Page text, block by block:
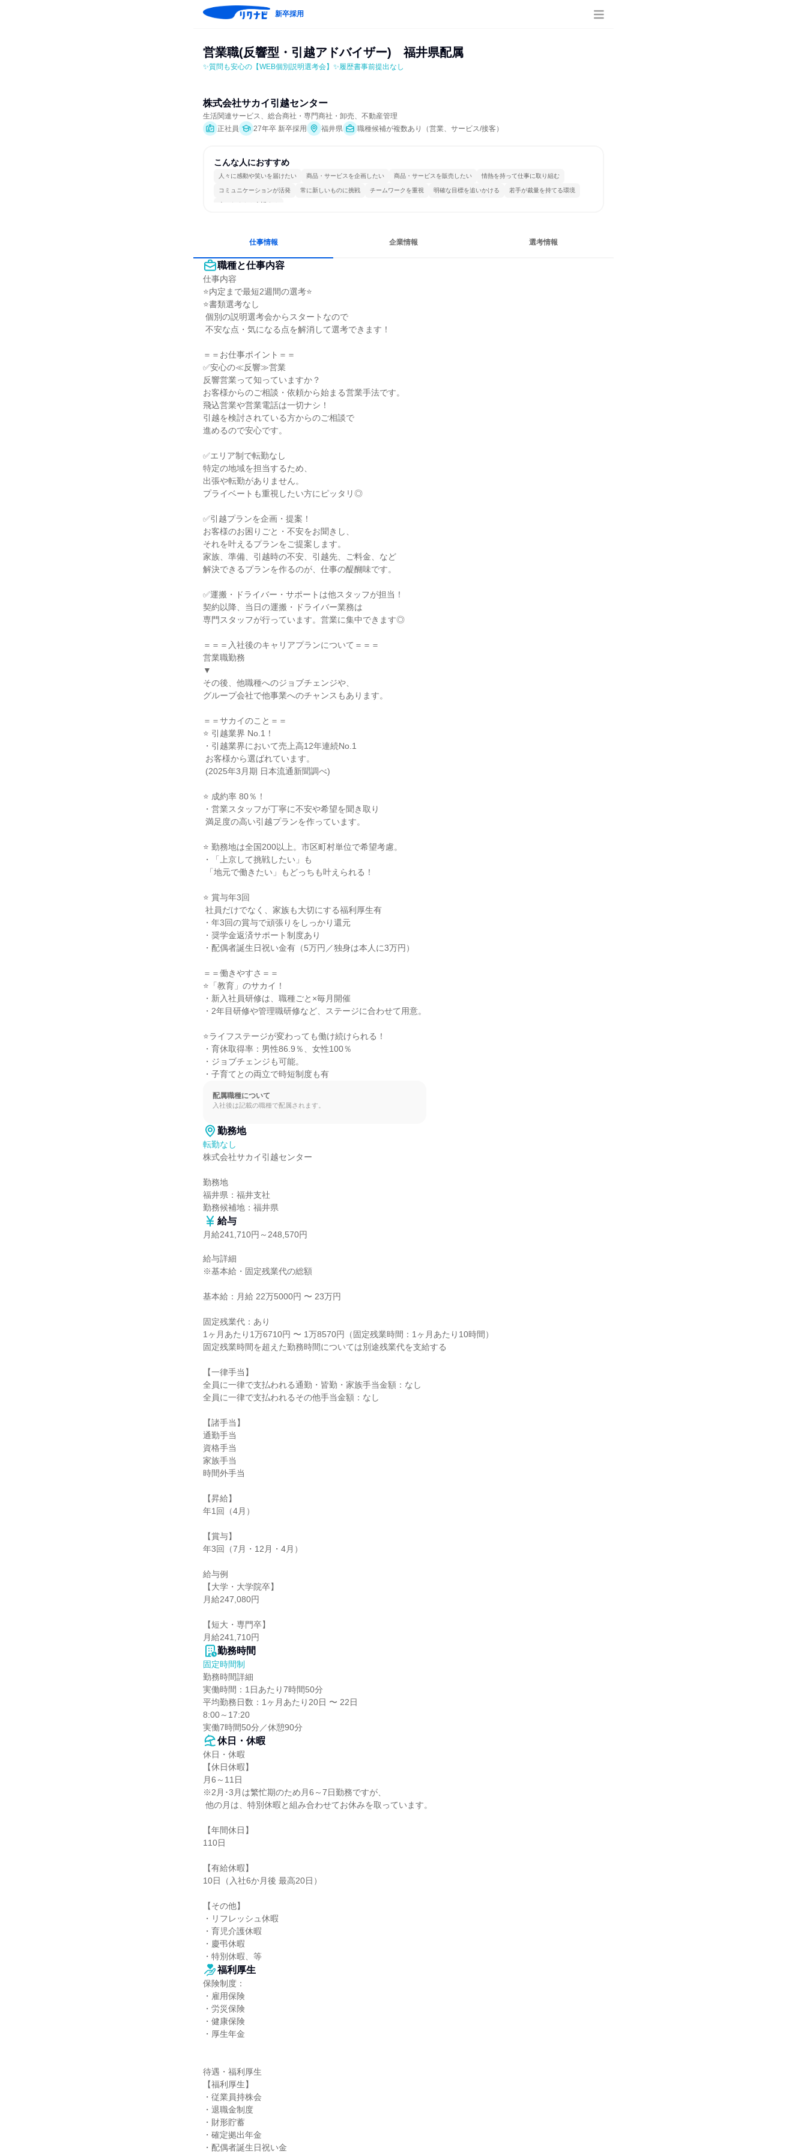
新卒採用
営業職(反響型・引越アドバイザー)　福井県配属
✨質問も安心の【WEB個別説明選考会】✨履歴書事前提出なし
株式会社サカイ引越センター
生活関連サービス、総合商社・専門商社・卸売、不動産管理
正社員
27年卒 新卒採用 福井県 職種候補が複数あり（営業、サービス/接客）
こんな人におすすめ
人々に感動や笑いを届けたい 商品・サービスを企画したい 商品・サービスを販売したい 情熱を持って仕事に取り組む
コミュニケーションが活発 常に新しいものに挑戦 チームワークを重視 明確な目標を追いかける 若手が裁量を持てる環境
人とたくさん会話する
仕事情報 企業情報 選考情報
職種と仕事内容
仕事内容
⭐内定まで最短2週間の選考⭐
⭐書類選考なし
＝＝お仕事ポイント＝＝
✅安心の≪反響≫営業
反響営業って知っていますか？
お客様からのご相談・依頼から始まる営業手法です。
飛込営業や営業電話は一切ナシ！
引越を検討されている方からのご相談で
進めるので安心です。
✅エリア制で転勤なし
特定の地域を担当するため、
出張や転勤がありません。
プライベートも重視したい方にピッタリ◎
✅引越プランを企画・提案！
お客様のお困りごと・不安をお聞きし、
それを叶えるプランをご提案します。
家族、準備、引越時の不安、引越先、ご料金、など
解決できるプランを作るのが、仕事の醍醐味です。
✅運搬・ドライバー・サポートは他スタッフが担当！
契約以降、当日の運搬・ドライバー業務は
専門スタッフが行っています。営業に集中できます◎
＝＝＝入社後のキャリアプランについて＝＝＝
営業職勤務
▼
その後、他職種へのジョブチェンジや、
グループ会社で他事業へのチャンスもあります。
＝＝サカイのこと＝＝
⭐ 引越業界 No.1！
・引越業界において売上高12年連続No.1
⭐ 成約率 80％！
・営業スタッフが丁寧に不安や希望を聞き取り
⭐ 勤務地は全国200以上。市区町村単位で希望考慮。
・「上京して挑戦したい」も
⭐ 賞与年3回
・年3回の賞与で頑張りをしっかり還元
・奨学金返済サポート制度あり
・配偶者誕生日祝い金有（5万円／独身は本人に3万円）
＝＝働きやすさ＝＝
⭐「教育」のサカイ！
・新入社員研修は、職種ごと×毎月開催
・2年目研修や管理職研修など、ステージに合わせて用意。
⭐ライフステージが変わっても働け続けられる！
・育休取得率：男性86.9％、女性100％
・ジョブチェンジも可能。
・子育てとの両立で時短制度も有
配属職種について
入社後は記載の職種で配属されます。
勤務地
転勤なし
株式会社サカイ引越センター
勤務地
福井県：福井支社
勤務候補地：福井県
給与
月給241,710円～248,570円
給与詳細
※基本給・固定残業代の総額
基本給：月給 22万5000円 〜 23万円
固定残業代：あり
1ヶ月あたり1万6710円 〜 1万8570円（固定残業時間：1ヶ月あたり10時間）
固定残業時間を超えた勤務時間については別途残業代を支給する
【一律手当】
全員に一律で支払われる通勤・皆勤・家族手当金額：なし
全員に一律で支払われるその他手当金額：なし
【諸手当】
通勤手当
資格手当
家族手当
時間外手当
【昇給】
年1回（4月）
【賞与】
年3回（7月・12月・4月）
給与例
【大学・大学院卒】
月給247,080円
【短大・専門卒】
月給241,710円
勤務時間
固定時間制
勤務時間詳細
実働時間：1日あたり7時間50分
平均勤務日数：1ヶ月あたり20日 〜 22日
8:00～17:20
実働7時間50分／休憩90分
休日・休暇
休日・休暇
【休日休暇】
月6～11日
※2月･3月は繁忙期のため月6～7日勤務ですが、
【年間休日】
110日
【有給休暇】
10日（入社6か月後 最高20日）
【その他】
・リフレッシュ休暇
・育児介護休暇
・慶弔休暇
・特別休暇、等
福利厚生
保険制度：
・雇用保険
・労災保険
・健康保険
・厚生年金
待遇・福利厚生
【福利厚生】
・従業員持株会
・退職金制度
・財形貯蓄
・確定拠出年金
・配偶者誕生日祝い金